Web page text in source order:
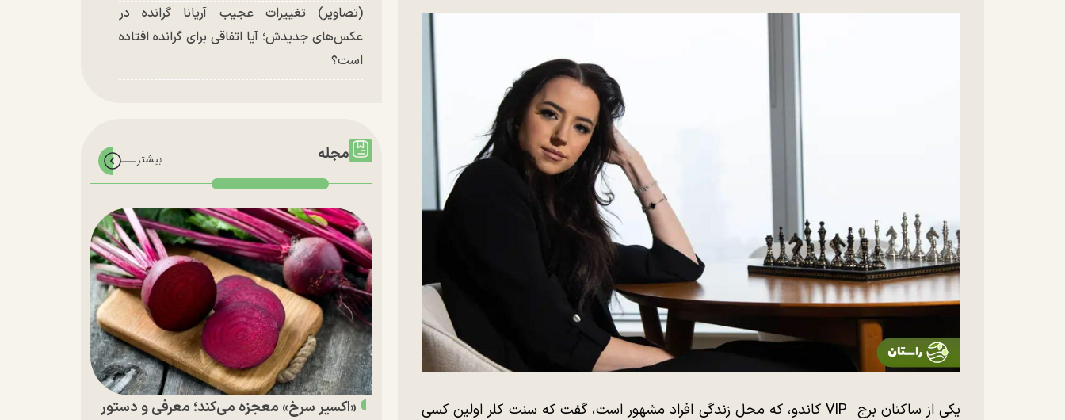
یکی از ساکنان برج VIP کاندو، که محل زندگی افراد مشهور است، گفت که سنت کلر اولین کسی
(تصاویر) تغییرات عجیب آریانا گرانده در
عکس‌های جدیدش؛ آیا اتفاقی برای گرانده افتاده
است؟
مجله
«اکسیر سرخ» معجزه می‌کند؛ معرفی و دستور